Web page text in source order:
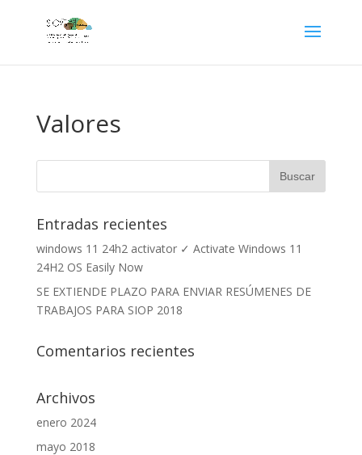
Valores
Entradas recientes
windows 11 24h2 activator ✓ Activate Windows 11
24H2 OS Easily Now
SE EXTIENDE PLAZO PARA ENVIAR RESÚMENES DE
TRABAJOS PARA SIOP 2018
Comentarios recientes
Archivos
enero 2024
mayo 2018